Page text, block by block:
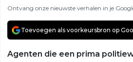
Ontvang onze nieuwste verhalen in je
Toevoegen als voorkeursbron op
Agenten die een prima